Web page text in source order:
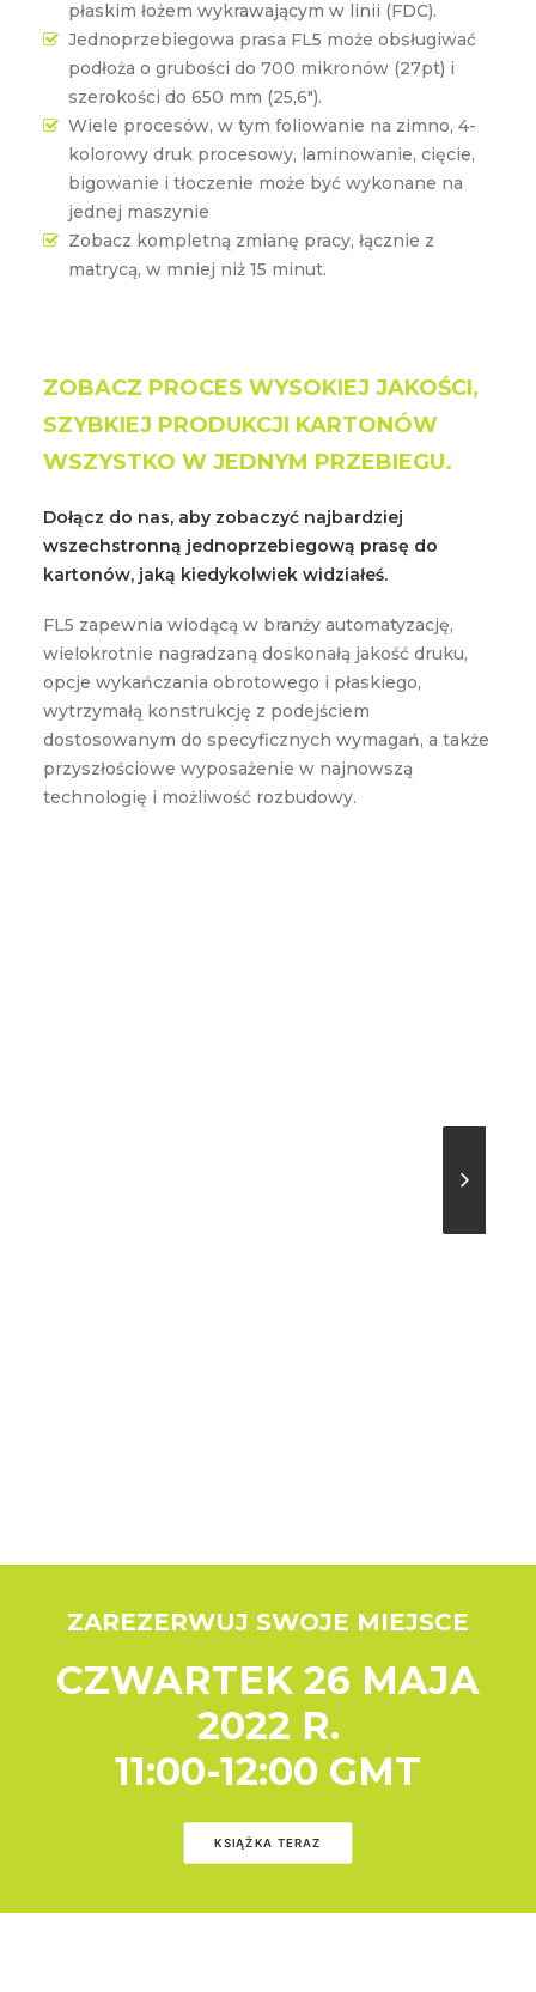
płaskim łożem wykrawającym w linii (FDC).
Jednoprzebiegowa prasa FL5 może obsługiwać
podłoża o grubości do 700 mikronów (27pt) i
szerokości do 650 mm (25,6").
Wiele procesów, w tym foliowanie na zimno, 4-
kolorowy druk procesowy, laminowanie, cięcie,
bigowanie i tłoczenie może być wykonane na
jednej maszynie
Zobacz kompletną zmianę pracy, łącznie z
matrycą, w mniej niż 15 minut.
ZOBACZ PROCES WYSOKIEJ JAKOŚCI,
SZYBKIEJ PRODUKCJI KARTONÓW
WSZYSTKO W JEDNYM PRZEBIEGU.
Dołącz do nas, aby zobaczyć najbardziej
wszechstronną jednoprzebiegową prasę do
kartonów, jaką kiedykolwiek widziałeś.
FL5 zapewnia wiodącą w branży automatyzację,
wielokrotnie nagradzaną doskonałą jakość druku,
opcje wykańczania obrotowego i płaskiego,
wytrzymałą konstrukcję z podejściem
dostosowanym do specyficznych wymagań, a także
przyszłościowe wyposażenie w najnowszą
technologię i możliwość rozbudowy.
ZAREZERWUJ SWOJE MIEJSCE
CZWARTEK 26 MAJA
2022 R.
11:00-12:00 GMT
KSIĄŻKA TERAZ